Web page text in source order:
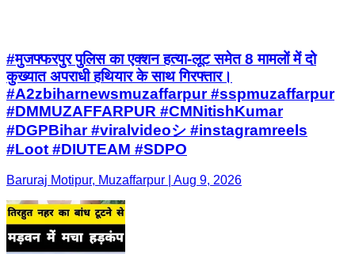
#मुजफ्फरपुर पुलिस का एक्शन हत्या-लूट समेत 8 मामलों में दो
कुख्यात अपराधी हथियार के साथ गिरफ्तार।
#A2zbiharnewsmuzaffarpur #sspmuzaffarpur
#DMMUZAFFARPUR #CMNitishKumar
#DGPBihar #viralvideoシ #instagramreels
#Loot #DIUTEAM #SDPO
Baruraj Motipur, Muzaffarpur | Aug 9, 2026